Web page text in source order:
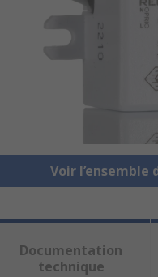
Voir l’ensemble
Documentation
technique